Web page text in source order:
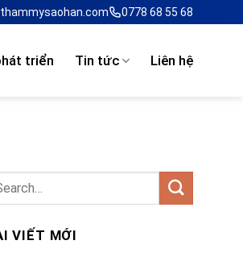
0778 68 55 68
triển Tin tức Liên hệ
VIẾT MỚI